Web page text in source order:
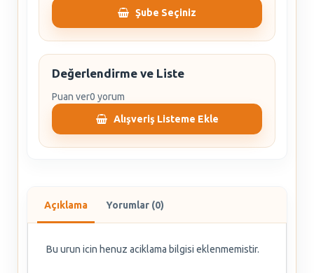
Şube Seçiniz
Değerlendirme ve Liste
Puan ver0 yorum
Alışveriş Listeme Ekle
Açıklama Yorumlar (0)
Bu urun icin henuz aciklama bilgisi eklenmemistir.